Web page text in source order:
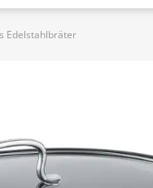
Edelstahlbräter